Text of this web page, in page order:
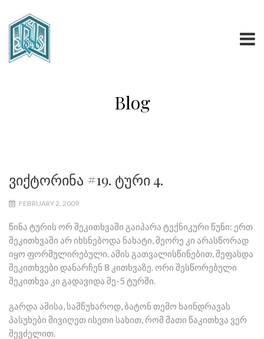
Blog
ვიქტორინა #19. ტური 4.
FEBRUARY 2, 2009
წინა ტურის ორ შეკითხვაში გაიპარა ტექნიკური წუნი: ერთ
შეკითხვაში არ იხსნებოდა ნახატი, მეორე კი არასწორად
იყო ფორმულირებული. ამის გათვალისწინებით, შეფასდა
შეკითხვები დანარჩენ 8 კითხვაზე. ორი შესწორებული
შეკითხვა კი გადავიდა მე-5 ტურში.
გარდა ამისა, სამწუხაროდ, ბატონ თემო ხაინდრავას
პასუხები მივიღეთ ისეთი სახით, რომ მათი წაკითხვა ვერ
შევძელით.